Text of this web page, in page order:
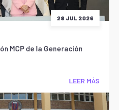
28 JUL 2026
MCP de la Generación
LEER MÁS